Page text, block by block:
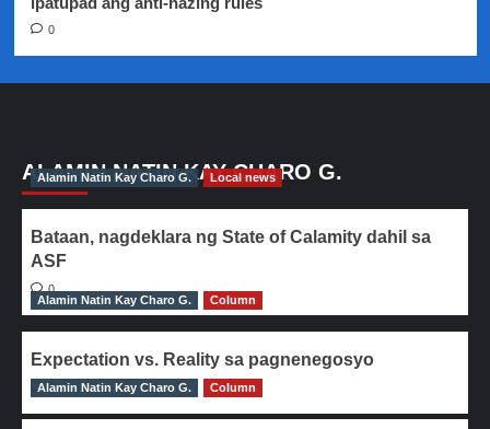
0
ALAMIN NATIN KAY CHARO G.
Alamin Natin Kay Charo G. Local news
Bataan, nagdeklara ng State of Calamity dahil sa
ASF
0
Alamin Natin Kay Charo G.
Column
Expectation vs. Reality sa pagnenegosyo
0
Alamin Natin Kay Charo G. Column